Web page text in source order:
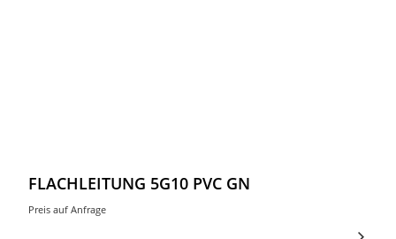
FLACHLEITUNG 5G10 PVC GN
Preis auf Anfrage